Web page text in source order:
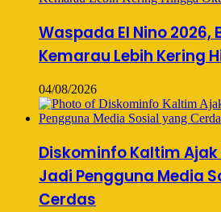
Waspada El Nino 2026,
Kemarau Lebih Kering
04/08/2026
Diskominfo Kaltim
Jadi Pengguna Media
Cerdas